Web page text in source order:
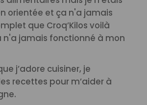
orientée et ça n'a jamais
que Croq’Kilos voilà
n'a jamais fonctionné à mon
j’adore cuisiner, je
recettes pour m’aider à